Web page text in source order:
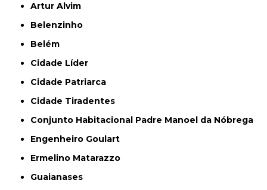
Artur Alvim
Belenzinho
Belém
Cidade Líder
Cidade Patriarca
Cidade Tiradentes
Conjunto Habitacional Padre Manoel da Nóbrega
Engenheiro Goulart
Ermelino Matarazzo
Guaianases